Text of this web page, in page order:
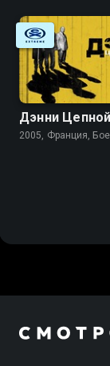
Дэнни
2005, Франция,